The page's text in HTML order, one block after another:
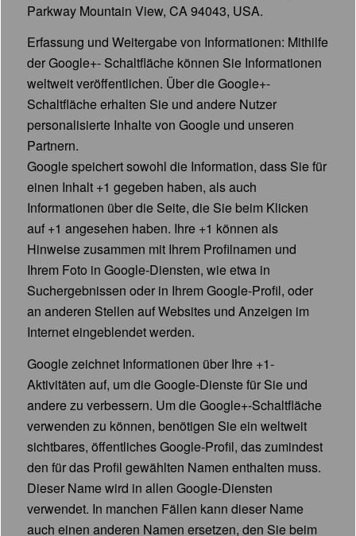
Parkway Mountain View, CA 94043, USA.
Erfassung und Weitergabe von Informationen: Mithilfe
der Google+- Schaltfläche können Sie Informationen
weltweit veröffentlichen. Über die Google+-
Schaltfläche erhalten Sie und andere Nutzer
personalisierte Inhalte von Google und unseren
Partnern.
Google speichert sowohl die Information, dass Sie für
einen Inhalt +1 gegeben haben, als auch
Informationen über die Seite, die Sie beim Klicken
auf +1 angesehen haben. Ihre +1 können als
Hinweise zusammen mit Ihrem Profilnamen und
Ihrem Foto in Google-Diensten, wie etwa in
Suchergebnissen oder in Ihrem Google-Profil, oder
an anderen Stellen auf Websites und Anzeigen im
Internet eingeblendet werden.
Google zeichnet Informationen über Ihre +1-
Aktivitäten auf, um die Google-Dienste für Sie und
andere zu verbessern. Um die Google+-Schaltfläche
verwenden zu können, benötigen Sie ein weltweit
sichtbares, öffentliches Google-Profil, das zumindest
den für das Profil gewählten Namen enthalten muss.
Dieser Name wird in allen Google-Diensten
verwendet. In manchen Fällen kann dieser Name
auch einen anderen Namen ersetzen, den Sie beim